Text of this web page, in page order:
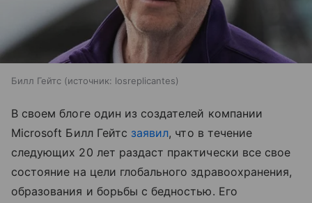
Билл Гейтс источник: losreplicantes
В своем блоге один из создателей компании
Microsoft Билл Гейтс заявил, что в течение
следующих 20 лет раздаст практически все свое
состояние на цели глобального здравоохранения,
образования и борьбы с бедностью. Его